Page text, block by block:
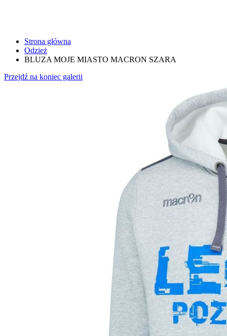
Strona główna
Odzież
BLUZA MOJE MIASTO MACRON SZARA
Przejdź na koniec galerii